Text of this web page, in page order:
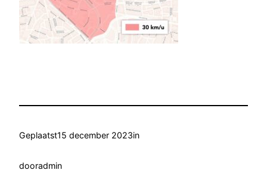
Geplaatst15 december 2023in
dooradmin